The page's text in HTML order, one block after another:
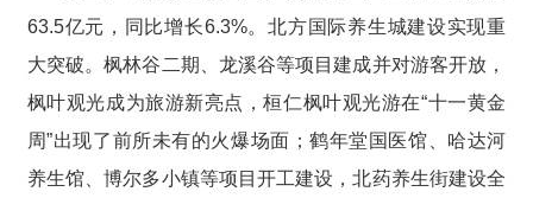
63.5亿元，同比增长6.3%。北方国际养生城建设实现重
大突破。枫林谷二期、龙溪谷等项目建成并对游客开放，
枫叶观光成为旅游新亮点，桓仁枫叶观光游在“十一黄金
周”出现了前所未有的火爆场面；鹤年堂国医馆、哈达河
养生馆、博尔多小镇等项目开工建设，北药养生街建设全